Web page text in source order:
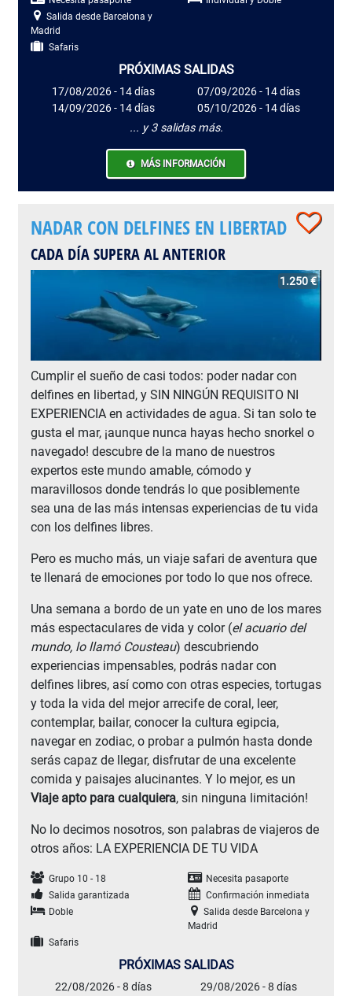
Salida desde Barcelona y
Madrid
Safaris
PRÓXIMAS SALIDAS
17/08/2026 - 14 días
07/09/2026 - 14 días
14/09/2026 - 14 días
05/10/2026 - 14 días
... y 3 salidas más.
MÁS INFORMACIÓN
NADAR CON DELFINES EN LIBERTAD
CADA DÍA SUPERA AL ANTERIOR
1.250 €
Cumplir el sueño de casi todos: poder nadar con
delfines en libertad, y SIN NINGÚN REQUISITO NI
EXPERIENCIA en actividades de agua. Si tan solo te
gusta el mar, ¡aunque nunca hayas hecho snorkel o
navegado! descubre de la mano de nuestros
expertos este mundo amable, cómodo y
maravillosos donde tendrás lo que posiblemente
sea una de las más intensas experiencias de tu vida
con los delfines libres.
Pero es mucho más, un viaje safari de aventura que
te llenará de emociones por todo lo que nos ofrece.
Una semana a bordo de un yate en uno de los mares
más espectaculares de vida y color (el acuario del
mundo, lo llamó Cousteau) descubriendo
experiencias impensables, podrás nadar con
delfines libres, así como con otras especies, tortugas
y toda la vida del mejor arrecife de coral, leer,
contemplar, bailar, conocer la cultura egipcia,
navegar en zodiac, o probar a pulmón hasta donde
serás capaz de llegar, disfrutar de una excelente
comida y paisajes alucinantes. Y lo mejor, es un
Viaje apto para cualquiera, sin ninguna limitación!
No lo decimos nosotros, son palabras de viajeros de
otros años: LA EXPERIENCIA DE TU VIDA
Grupo 10 - 18
Necesita pasaporte
Salida garantizada
Confirmación inmediata
Doble
Salida desde Barcelona y
Madrid
Safaris
PRÓXIMAS SALIDAS
22/08/2026 - 8 días
29/08/2026 - 8 días